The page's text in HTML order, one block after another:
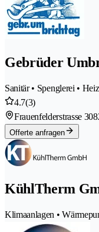
Gebrüder
Sanitär • Spenglerei •
4.7(3)
Frauenfelderstrasse 30
Offerte anfragen
KühlTherm
Klimaanlagen •